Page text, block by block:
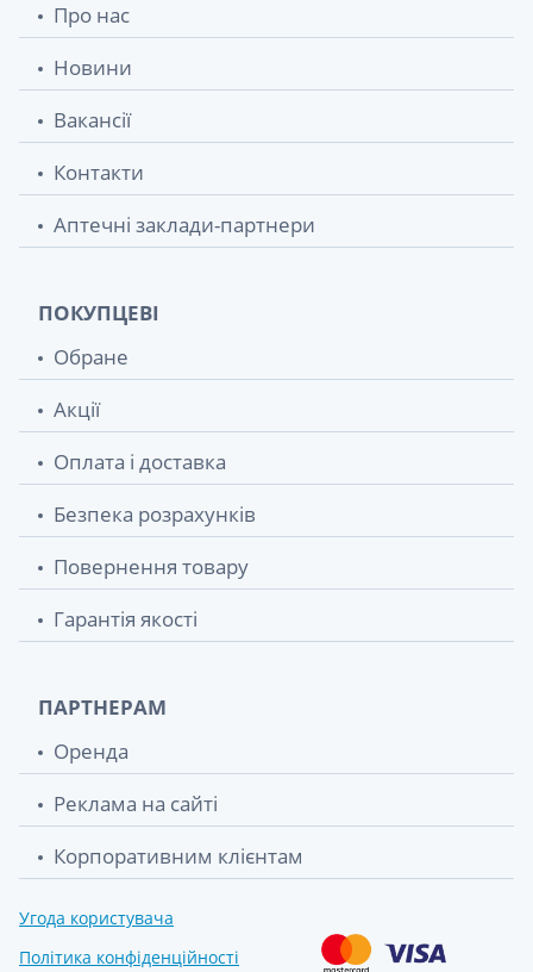
Про нас
Новини
Вакансії
Контакти
Аптечні заклади-партнери
ПОКУПЦЕВІ
Обране
Акції
Оплата і доставка
Безпека розрахунків
Повернення товару
Гарантія якості
ПАРТНЕРАМ
Оренда
Реклама на сайті
Корпоративним клієнтам
Угода користувача
Політика конфіденційності